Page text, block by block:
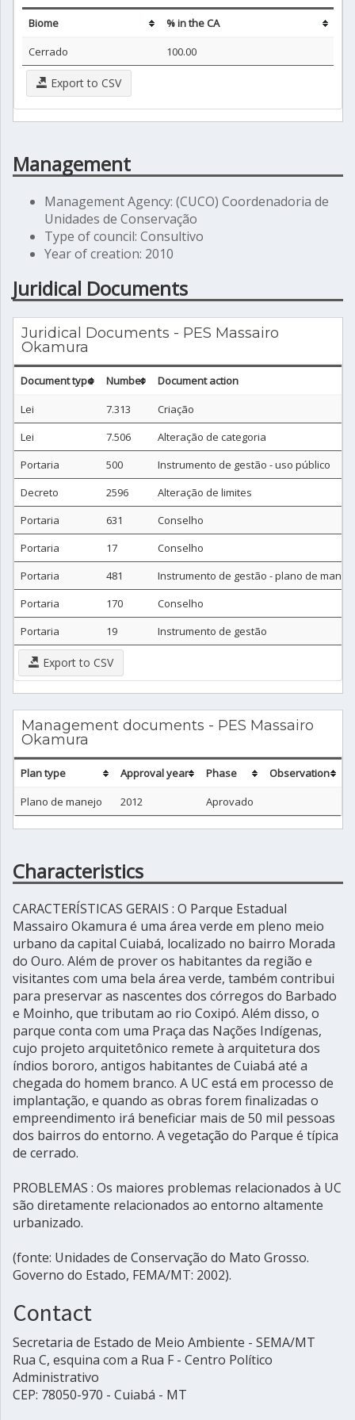
Biome
% in the CA
Cerrado
100.00
Export to CSV
Management
Management Agency: (CUCO) Coordenadoria de
Unidades de Conservação
Type of council: Consultivo
Year of creation: 2010
Juridical Documents
Juridical Documents - PES Massairo
Okamura
Document type Number
Document action
Lei
7.313
Criação
Lei
7.506
Alteração de categoria
Portaria
500
Instrumento de gestão - uso público
Decreto
2596
Alteração de limites
Portaria
631
Conselho
Portaria
17
Conselho
Portaria
481
Instrumento de gestão - plano de
Portaria
170
Conselho
Portaria
19 Instrumento de gestão
Export to CSV
Management documents - PES Massairo
Okamura
Plan type Approval year Phase
Observation
Plano de manejo
2012 Aprovado
Characteristics
CARACTERÍSTICAS GERAIS : O Parque Estadual
Massairo Okamura é uma área verde em pleno meio
urbano da capital Cuiabá, localizado no bairro Morada
do Ouro. Além de prover os habitantes da região e
visitantes com uma bela área verde, também contribui
para preservar as nascentes dos córregos do Barbado
e Moinho, que tributam ao rio Coxipó. Além disso, o
parque conta com uma Praça das Nações Indígenas,
cujo projeto arquitetônico remete à arquitetura dos
índios bororo, antigos habitantes de Cuiabá até a
chegada do homem branco. A UC está em processo de
implantação, e quando as obras forem finalizadas o
empreendimento irá beneficiar mais de 50 mil pessoas
dos bairros do entorno. A vegetação do Parque é típica
de cerrado.
PROBLEMAS : Os maiores problemas relacionados à UC
são diretamente relacionados ao entorno altamente
urbanizado.
(fonte: Unidades de Conservação do Mato Grosso.
Governo do Estado, FEMA/MT: 2002).
Contact
Secretaria de Estado de Meio Ambiente - SEMA/MT
Rua C, esquina com a Rua F - Centro Político
Administrativo
CEP: 78050-970 - Cuiabá - MT